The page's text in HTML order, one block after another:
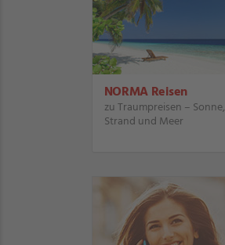
NORMA Reisen
zu Traumpreisen – Sonne,
Strand und Meer